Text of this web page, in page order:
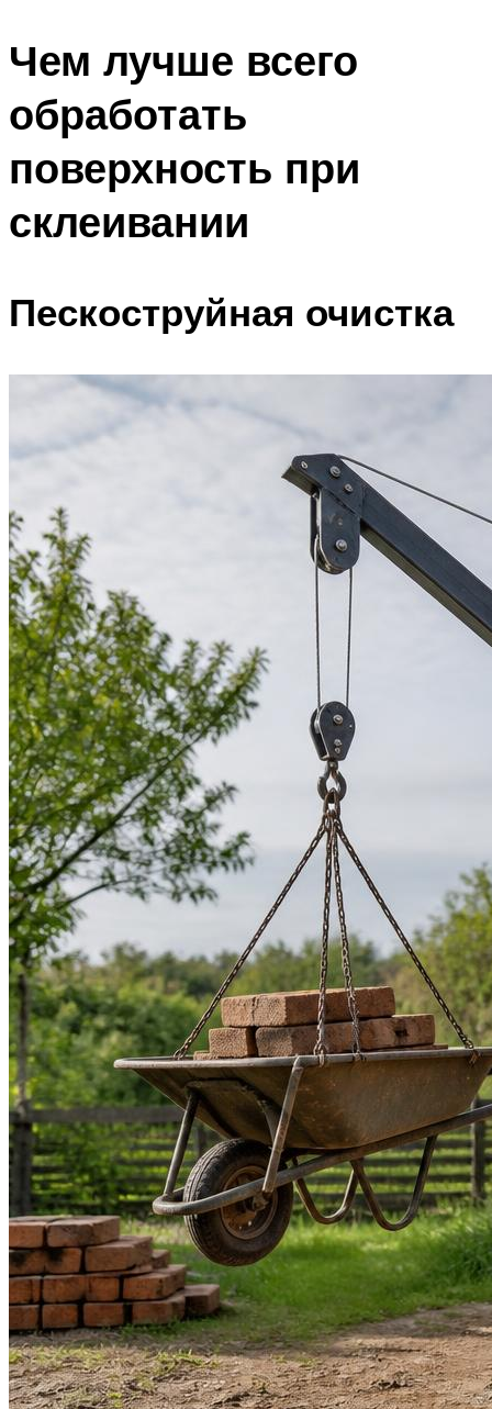
Чем лучше всего
обработать
поверхность при
склеивании
Пескоструйная очистка